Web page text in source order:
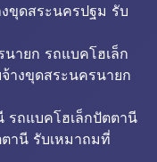
ขุดสระนครปฐม รับ
ายก รถแบคโฮเล็ก
างขุดสระนครนายก
รถแบคโฮเล็กปัตตานี
านี รับเหมาถมที่